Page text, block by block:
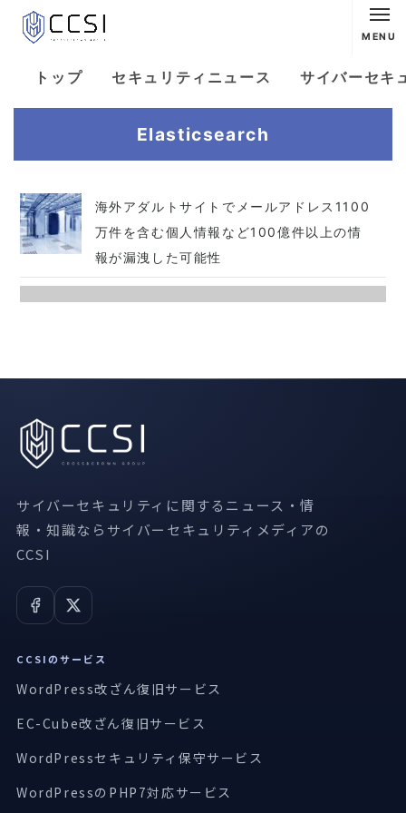
MENU
トップ セキュリティニュース サイバーセキ
Elasticsearch
海外アダルトサイトでメールアドレス1100
万件を含む個人情報など100億件以上の情
報が漏洩した可能性
サイバーセキュリティに関するニュース・情
報・知識ならサイバーセキュリティメディアの
CCSI
CCSIのサービス
WordPress改ざん復旧サービス
EC-Cube改ざん復旧サービス
WordPressセキュリティ保守サービス
WordPressのPHP7対応サービス